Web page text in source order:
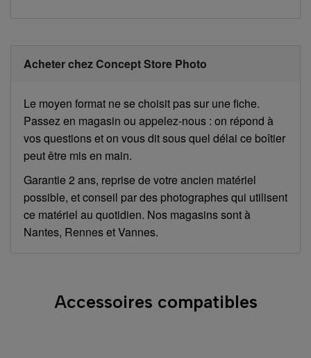
Acheter chez Concept Store Photo
Le moyen format ne se choisit pas sur une fiche.
Passez en magasin ou appelez-nous : on répond à
vos questions et on vous dit sous quel délai ce boîtier
peut être mis en main.
Garantie 2 ans, reprise de votre ancien matériel
possible, et conseil par des photographes qui utilisent
ce matériel au quotidien. Nos magasins sont à
Nantes, Rennes et Vannes.
Accessoires compatibles